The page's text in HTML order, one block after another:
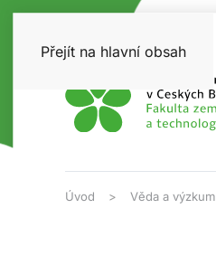
Přejít na hlavní obsah
Úvod Věda a výzkum